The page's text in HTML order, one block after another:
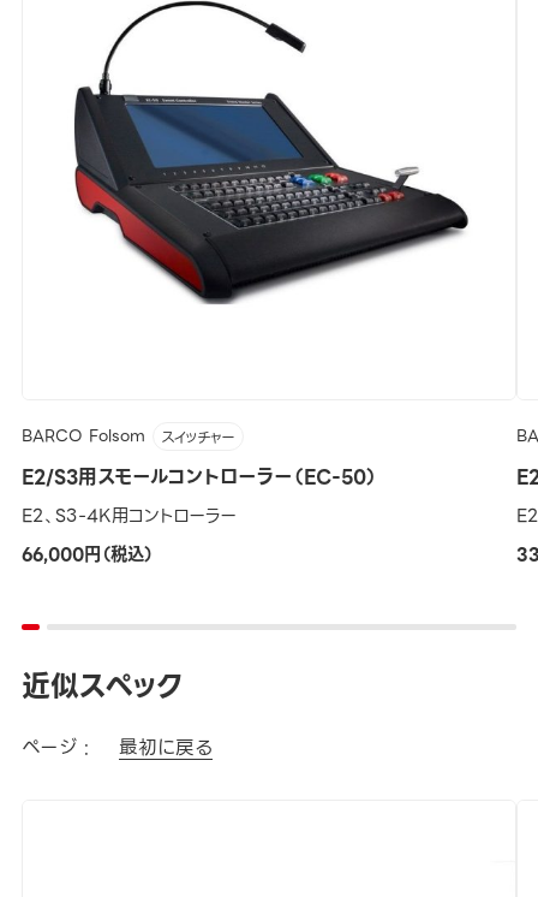
BARCO Folsom スイッチャー
E2/S3用スモールコントローラー（EC-50）
E2、S3-4K用コントローラー
66,000円（税込）
近似スペック
ページ : 最初に戻る